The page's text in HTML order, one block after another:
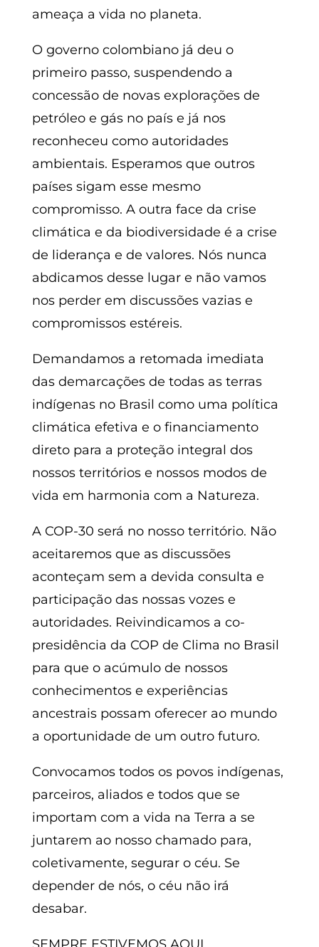
ameaça a vida no planeta.
O governo colombiano já deu o
primeiro passo, suspendendo a
concessão de novas explorações de
petróleo e gás no país e já nos
reconheceu como autoridades
ambientais. Esperamos que outros
países sigam esse mesmo
compromisso. A outra face da crise
climática e da biodiversidade é a crise
de liderança e de valores. Nós nunca
abdicamos desse lugar e não vamos
nos perder em discussões vazias e
compromissos estéreis.
Demandamos a retomada imediata
das demarcações de todas as terras
indígenas no Brasil como uma política
climática efetiva e o financiamento
direto para a proteção integral dos
nossos territórios e nossos modos de
vida em harmonia com a Natureza.
A COP-30 será no nosso território. Não
aceitaremos que as discussões
aconteçam sem a devida consulta e
participação das nossas vozes e
autoridades. Reivindicamos a co-
presidência da COP de Clima no Brasil
para que o acúmulo de nossos
conhecimentos e experiências
ancestrais possam oferecer ao mundo
a oportunidade de um outro futuro.
Convocamos todos os povos indígenas,
parceiros, aliados e todos que se
importam com a vida na Terra a se
juntarem ao nosso chamado para,
coletivamente, segurar o céu. Se
depender de nós, o céu não irá
desabar.
SEMPRE ESTIVEMOS AQUI.